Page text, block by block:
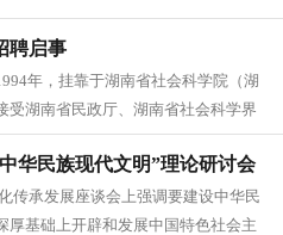
聘启事
年，挂靠于湖南省社会科学院（湖
受湖南省民政厅、湖南省社会科学界
华民族现代文明”理论研讨会
传承发展座谈会上强调要建设中华民
厚基础上开辟和发展中国特色社会主